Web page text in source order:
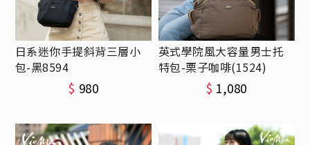
日系迷你手提斜背三層小
包-黑8594
$ 980
英式學院風大容量男士托
特包-栗子咖啡(1524)
$ 1,080